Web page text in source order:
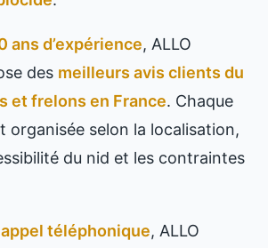
ans d’expérience, ALLO
des meilleurs avis clients du
et frelons en France. Chaque
organisée selon la localisation,
du nid et les contraintes
téléphonique, ALLO